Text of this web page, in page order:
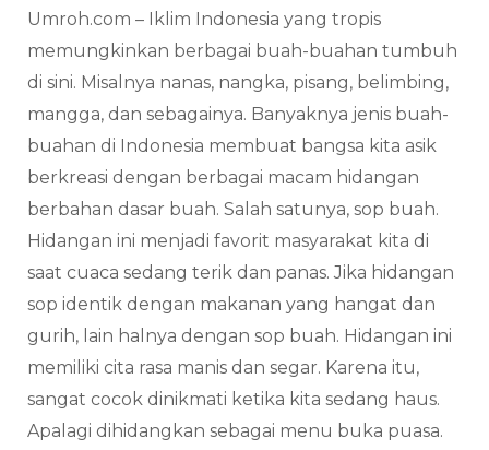
Umroh.com – Iklim Indonesia yang tropis
memungkinkan berbagai buah-buahan tumbuh
di sini. Misalnya nanas, nangka, pisang, belimbing,
mangga, dan sebagainya. Banyaknya jenis buah-
buahan di Indonesia membuat bangsa kita asik
berkreasi dengan berbagai macam hidangan
berbahan dasar buah. Salah satunya, sop buah.
Hidangan ini menjadi favorit masyarakat kita di
saat cuaca sedang terik dan panas. Jika hidangan
sop identik dengan makanan yang hangat dan
gurih, lain halnya dengan sop buah. Hidangan ini
memiliki cita rasa manis dan segar. Karena itu,
sangat cocok dinikmati ketika kita sedang haus.
Apalagi dihidangkan sebagai menu buka puasa.